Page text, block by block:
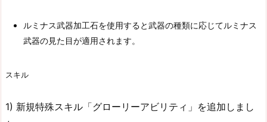
ルミナス武器加工石を使用すると武器の種類に応じてルミナス
武器の見た目が適用されます。
スキル
1) 新規特殊スキル「グローリーアビリティ」を追加しまし